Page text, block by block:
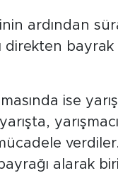
ardından
bayrak
ise
yarışta,
alarak